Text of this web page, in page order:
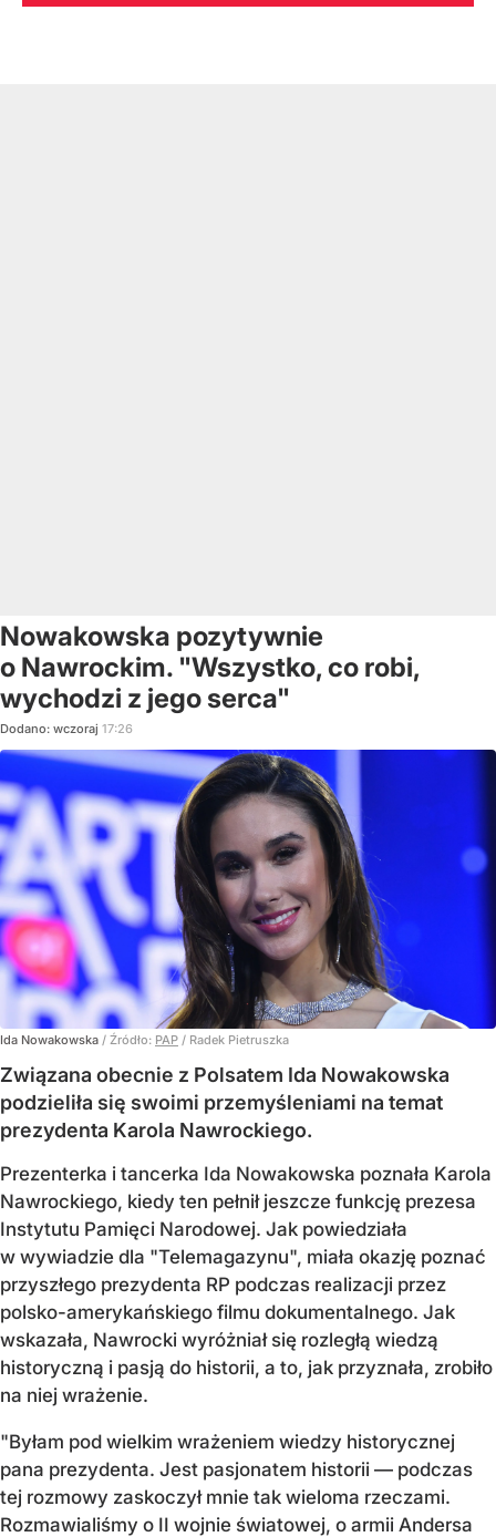
Nowakowska pozytywnie
o Nawrockim. "Wszystko, co robi,
wychodzi z jego serca"
Dodano: wczoraj 17:26
Ida Nowakowska / Źródło: PAP / Radek Pietruszka
Związana obecnie z Polsatem Ida Nowakowska
podzieliła się swoimi przemyśleniami na temat
prezydenta Karola Nawrockiego.
Prezenterka i tancerka Ida Nowakowska poznała Karola
Nawrockiego, kiedy ten pełnił jeszcze funkcję prezesa
Instytutu Pamięci Narodowej. Jak powiedziała
w wywiadzie dla "Telemagazynu", miała okazję poznać
przyszłego prezydenta RP podczas realizacji przez
polsko-amerykańskiego filmu dokumentalnego. Jak
wskazała, Nawrocki wyróżniał się rozległą wiedzą
historyczną i pasją do historii, a to, jak przyznała, zrobiło
na niej wrażenie.
"Byłam pod wielkim wrażeniem wiedzy historycznej
pana prezydenta. Jest pasjonatem historii — podczas
tej rozmowy zaskoczył mnie tak wieloma rzeczami.
Rozmawialiśmy o II wojnie światowej, o armii Andersa